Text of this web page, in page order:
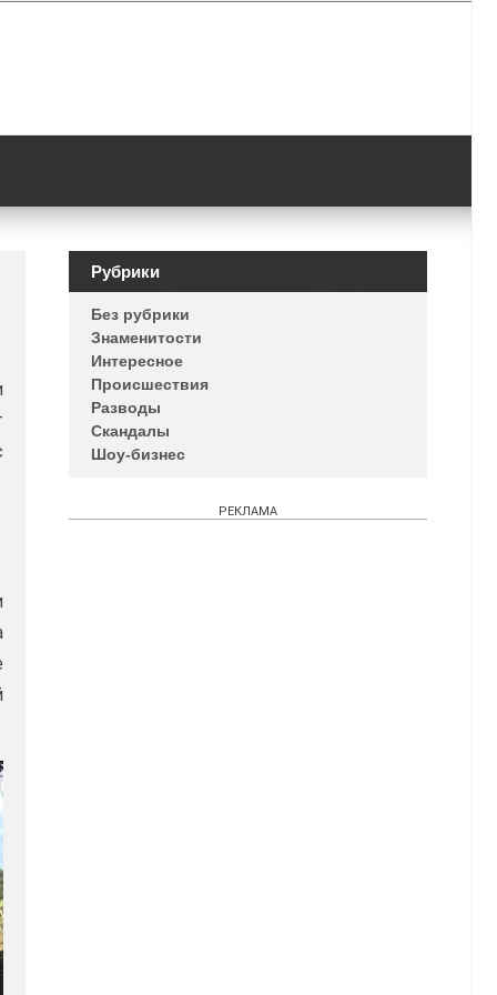
Рубрики
Без рубрики
Знаменитости
Интересное
Происшествия
Разводы
Скандалы
Шоу-бизнес
РЕКЛАМА